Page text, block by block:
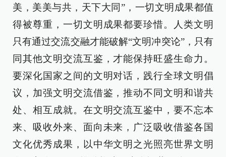
美，美美与共，天下大同”，一切文明成果都值
得被尊重，一切文明成果都要珍惜。人类文明
只有通过交流交融才能破解“文明冲突论”，只有
同其他文明交流互鉴，才能保持旺盛生命力。
要深化国家之间的文明对话，践行全球文明倡
议，加强文明交流借鉴，推动不同文明和谐共
处、相互成就。在文明交流互鉴中，要不忘本
来、吸收外来、面向未来，广泛吸收借鉴各国
文化优秀成果，以中华文明之光照亮世界文明